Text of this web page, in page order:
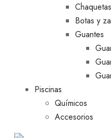
Botas y
Guantes
Piscinas
Químicos
Accesorios